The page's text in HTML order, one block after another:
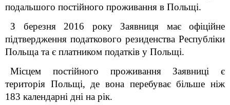
подальшого постійного проживання в Польщі.
З березня 2016 року Заявниця має офіційне
підтвердження податкового резиденства Республіки
Польща та є платником податків у Польщі.
Місцем постійного проживання Заявниці є
територія Польщі, де вона перебуває більше ніж
183 календарні дні на рік.